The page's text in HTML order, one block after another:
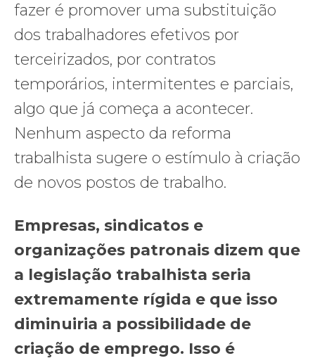
fazer é promover uma substituição
dos trabalhadores efetivos por
terceirizados, por contratos
temporários, intermitentes e parciais,
algo que já começa a acontecer.
Nenhum aspecto da reforma
trabalhista sugere o estímulo à criação
de novos postos de trabalho.
Empresas, sindicatos e
organizações patronais dizem que
a legislação trabalhista seria
extremamente rígida e que isso
diminuiria a possibilidade de
criação de emprego. Isso é